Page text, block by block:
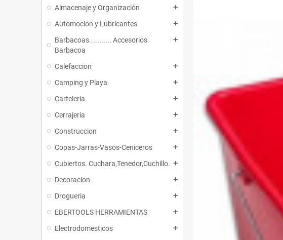
Almacenaje y Organización add
Automocion y Lubricantes add
Barbacoas........... Accesorios
Barbacoa
add
Calefaccion add
Camping y Playa add
Carteleria add
Cerrajeria add
Construccion add
Copas-Jarras-Vasos-Ceniceros add
Cubiertos. Cuchara,Tenedor,Cuchillo. add
Decoracion add
Drogueria add
EBERTOOLS HERRAMIENTAS add
Electrodomesticos add